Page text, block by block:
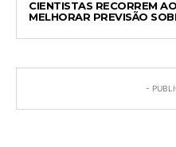
CIENTISTAS RECORREM
MELHORAR PREVISÃO
-